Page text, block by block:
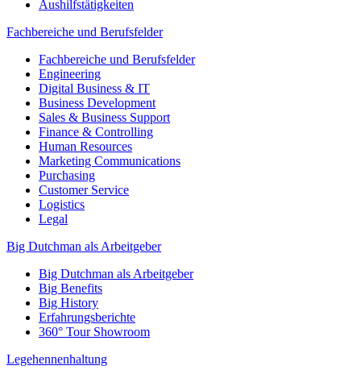
Aushilfstätigkeiten
Fachbereiche und Berufsfelder
Fachbereiche und Berufsfelder
Engineering
Digital Business & IT
Business Development
Sales & Business Support
Finance & Controlling
Human Resources
Marketing Communications
Purchasing
Customer Service
Logistics
Legal
Big Dutchman als Arbeitgeber
Big Dutchman als Arbeitgeber
Big Benefits
Big History
Erfahrungsberichte
360° Tour Showroom
Legehennenhaltung